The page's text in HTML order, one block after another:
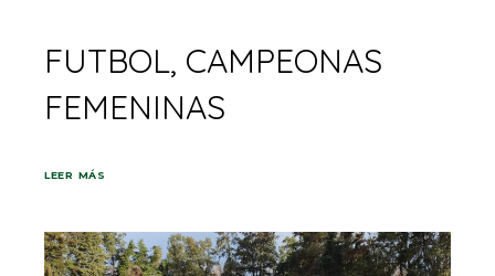
FUTBOL, CAMPEONAS
FEMENINAS
LEER MÁS